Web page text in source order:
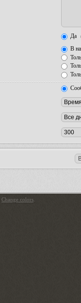
Да
В
Change colors